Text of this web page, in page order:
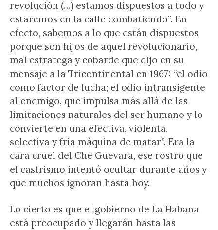
revolución (…) estamos dispuestos a todo y
estaremos en la calle combatiendo”. En
efecto, sabemos a lo que están dispuestos
porque son hijos de aquel revolucionario,
mal estratega y cobarde que dijo en su
mensaje a la Tricontinental en 1967: “el odio
como factor de lucha; el odio intransigente
al enemigo, que impulsa más allá de las
limitaciones naturales del ser humano y lo
convierte en una efectiva, violenta,
selectiva y fría máquina de matar”. Era la
cara cruel del Che Guevara, ese rostro que
el castrismo intentó ocultar durante años y
que muchos ignoran hasta hoy.
Lo cierto es que el gobierno de La Habana
está preocupado y llegarán hasta las